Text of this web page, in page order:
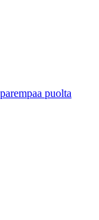
puolta